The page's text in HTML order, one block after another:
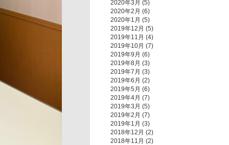
2020年3月 (5)
2020年2月 (6)
2020年1月 (5)
2019年12月 (5)
2019年11月 (4)
2019年10月 (7)
2019年9月 (6)
2019年8月 (3)
2019年7月 (3)
2019年6月 (2)
2019年5月 (6)
2019年4月 (7)
2019年3月 (5)
2019年2月 (7)
2019年1月 (3)
2018年12月 (2)
2018年11月 (2)